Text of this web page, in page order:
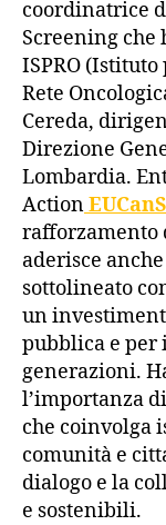
coordinatrice
Screening che
ISPRO
Rete
Cereda,
Direzione
Lombardia.
Action
rafforzamento
aderisce
sottolineato
un
pubblica e per
generazioni.
l’importanza
che coinvolga
comunità e
dialogo e la
e sostenibili.